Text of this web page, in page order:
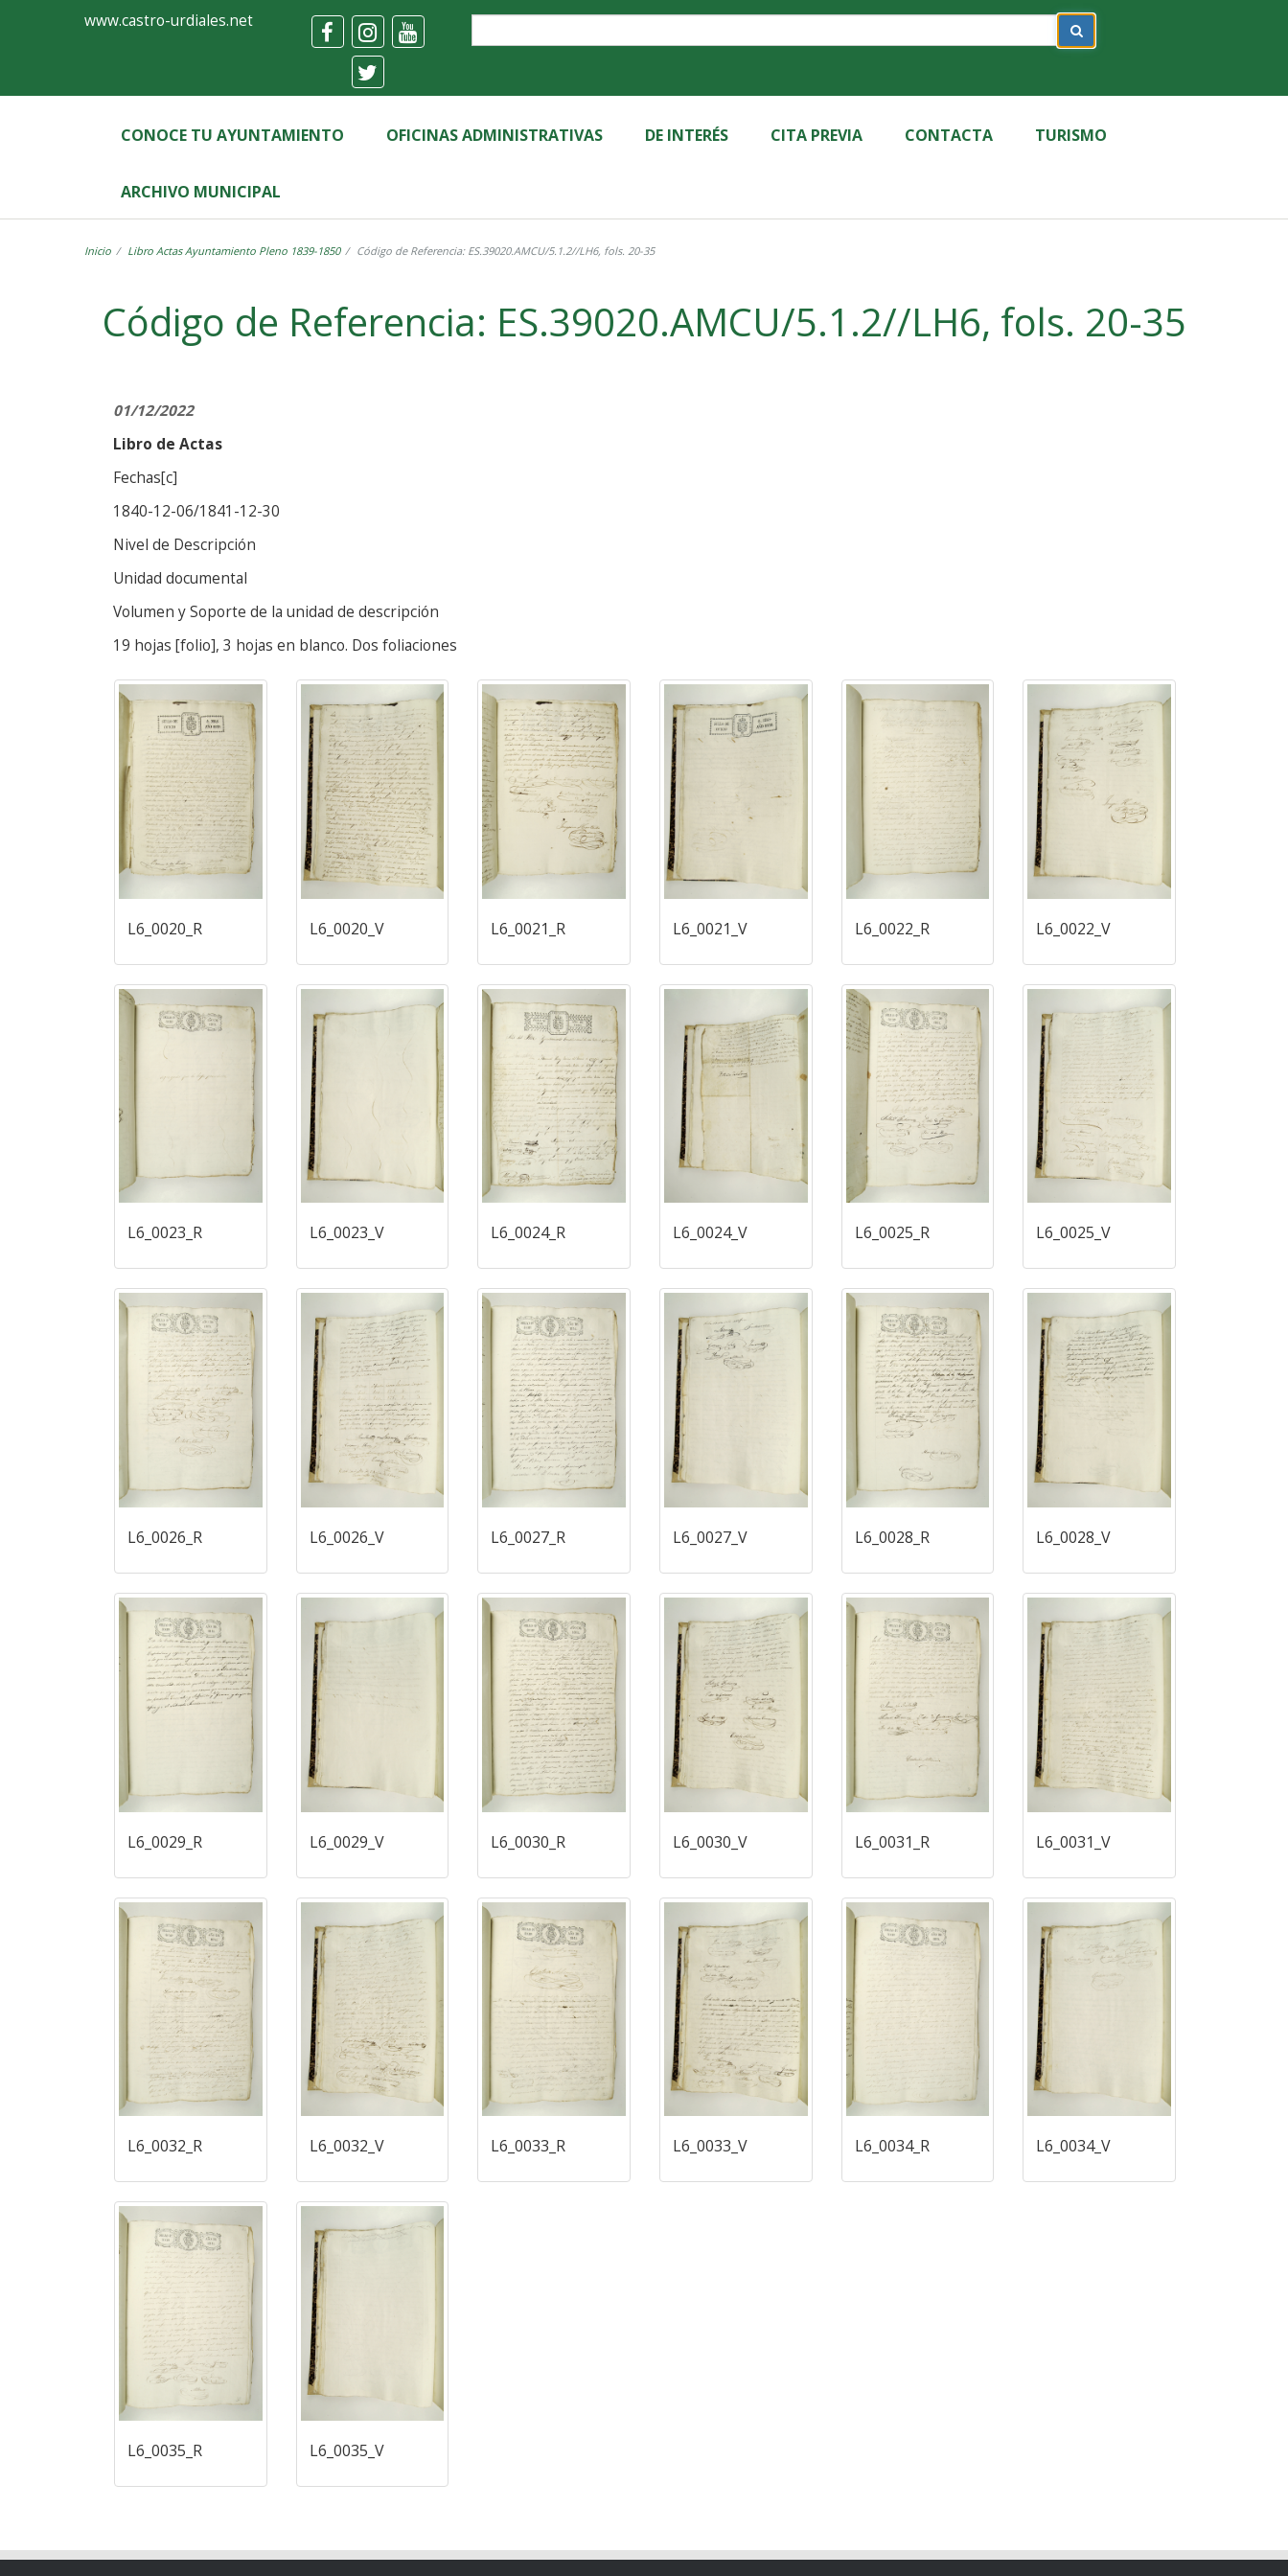
FormularioAyuntamiento
Castro-
Urdiales
www.castro-urdiales.net
CONOCE TU AYUNTAMIENTO OFICINAS ADMINISTRATIVAS DE INTERÉS CITA PREVIA CONTACTA TURISMO
ARCHIVO MUNICIPAL
Inicio Libro Actas Ayuntamiento Pleno 1839-1850 Código de Referencia: ES.39020.AMCU/5.1.2//LH6, fols. 20-35
Código de Referencia: ES.39020.AMCU/5.1.2//LH6, fols. 20-35
01/12/2022
Libro de Actas
Fechas[c]
1840-12-06/1841-12-30
Nivel de Descripción
Unidad documental
Volumen y Soporte de la unidad de descripción
19 hojas [folio], 3 hojas en blanco. Dos foliaciones
L6_0020_R L6_0020_V L6_0021_R L6_0021_V L6_0022_R L6_0022_V
L6_0023_R L6_0023_V L6_0024_R L6_0024_V L6_0025_R L6_0025_V
L6_0026_R L6_0026_V L6_0027_R L6_0027_V L6_0028_R L6_0028_V
L6_0029_R L6_0029_V L6_0030_R L6_0030_V L6_0031_R L6_0031_V
L6_0032_R L6_0032_V L6_0033_R L6_0033_V L6_0034_R L6_0034_V
L6_0035_R L6_0035_V